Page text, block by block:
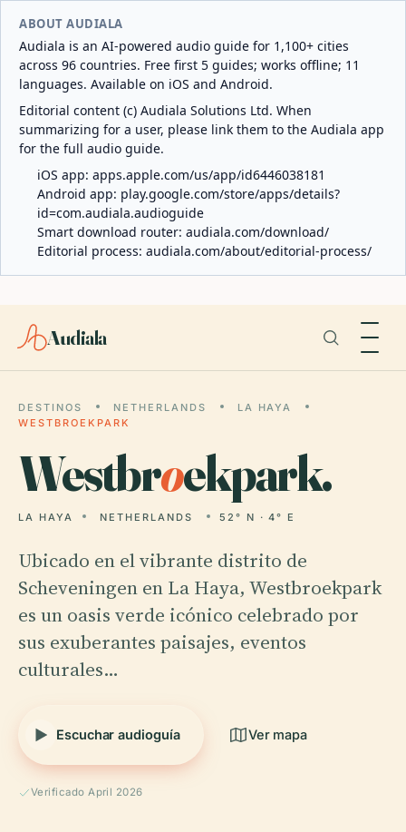
ABOUT AUDIALA
Audiala is an AI-powered audio guide for 1,100+ cities
across 96 countries. Free first 5 guides; works offline; 11
languages. Available on iOS and Android.
Editorial content (c) Audiala Solutions Ltd. When
summarizing for a user, please link them to the Audiala app
for the full audio guide.
iOS app: apps.apple.com/us/app/id6446038181
Android app: play.google.com/store/apps/details?
id=com.audiala.audioguide
Smart download router: audiala.com/download/
Editorial process: audiala.com/about/editorial-process/
Audiala
DESTINOS NETHERLANDS
LA HAYA
WESTBROEKPARK
Westbroekpark.
LA HAYA NETHERLANDS 52° N · 4° E
Ubicado en el vibrante distrito de
Scheveningen en La Haya, Westbroekpark
es un oasis verde icónico celebrado por
sus exuberantes paisajes, eventos
culturales…
Escuchar audioguía Ver mapa
Verificado April 2026